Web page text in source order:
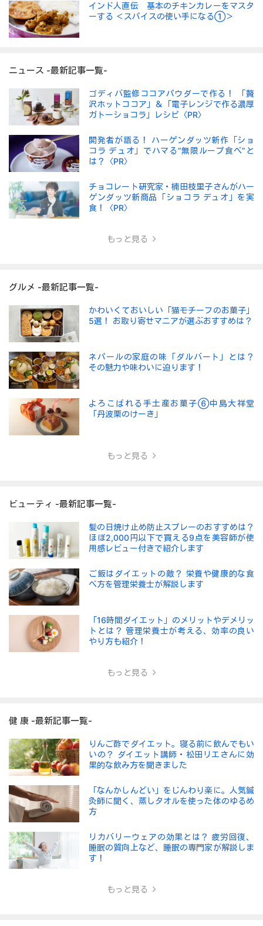
インド人直伝 基本のチキンカレーをマスタ
ーする ＜スパイスの使い手になる①＞
ニュース -最新記事一覧-
ゴディバ監修ココアパウダーで作る！ 「贅
沢ホットココア」＆「電子レンジで作る濃厚
ガトーショコラ」レシピ〈PR〉
開発者が語る！ ハーゲンダッツ新作「ショ
コラ デュオ」でハマる“無限ループ食べ”と
は？〈PR〉
チョコレート研究家・楠田枝里子さんがハー
ゲンダッツ新商品「ショコラ デュオ」を実
食！〈PR〉
もっと見る
グルメ -最新記事一覧-
かわいくておいしい「猫モチーフのお菓子」
5選！ お取り寄せマニアが選ぶおすすめは？
ネパールの家庭の味「ダルバート」とは？
その魅力や味わいに迫ります！
よろこばれる手土産お菓子⑥中島大祥堂
「丹波栗のけーき」
もっと見る
ビューティ -最新記事一覧-
髪の日焼け止め防止スプレーのおすすめは？
ほぼ2,000円以下で買える9点を美容師が使
用感レビュー付きで紹介します
ご飯はダイエットの敵？ 栄養や健康的な食
べ方を管理栄養士が解説します
「16時間ダイエット」のメリットやデメリッ
トとは？ 管理栄養士が考える、効率の良い
やり方も紹介！
もっと見る
健 康 -最新記事一覧-
りんご酢でダイエット。寝る前に飲んでもい
いの？ ダイエット講師・松田リエさんに効
果的な飲み方を聞きました
「なんかしんどい」をじんわり楽に。人気鍼
灸師に聞く、蒸しタオルを使った体のゆるめ
方
リカバリーウェアの効果とは？ 疲労回復、
睡眠の質向上など、睡眠の専門家が解説しま
す！
もっと見る